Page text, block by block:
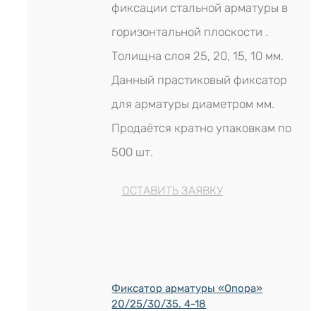
фиксации стальной арматуры в
горизонтальной плоскости .
Толищна слоя 25, 20, 15, 10 мм.
Данный прастиковый фиксатор
для арматуры диаметром мм.
Продаётся кратно упаковкам по
500 шт.
ОСТАВИТЬ ЗАЯВКУ
Фиксатор арматуры «Опора»
20/25/30/35. 4-18